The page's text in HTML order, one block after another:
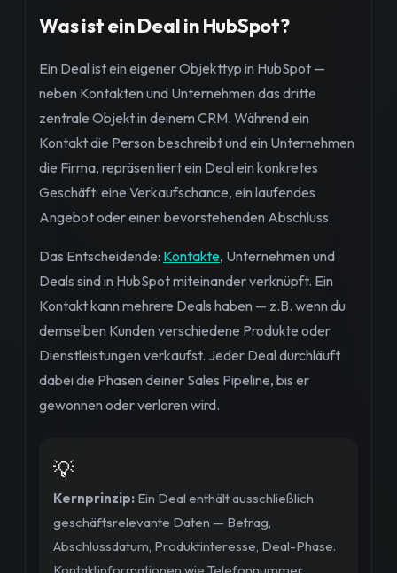
Was ist ein Deal in HubSpot?
Ein Deal ist ein eigener Objekttyp in HubSpot —
neben Kontakten und Unternehmen das dritte
zentrale Objekt in deinem CRM. Während ein
Kontakt die Person beschreibt und ein Unternehmen
die Firma, repräsentiert ein Deal ein konkretes
Geschäft: eine Verkaufschance, ein laufendes
Angebot oder einen bevorstehenden Abschluss.
Das Entscheidende: Kontakte, Unternehmen und
Deals sind in HubSpot miteinander verknüpft. Ein
Kontakt kann mehrere Deals haben — z.B. wenn du
demselben Kunden verschiedene Produkte oder
Dienstleistungen verkaufst. Jeder Deal durchläuft
dabei die Phasen deiner Sales Pipeline, bis er
gewonnen oder verloren wird.
💡
Kernprinzip: Ein Deal enthält ausschließlich
geschäftsrelevante Daten — Betrag,
Abschlussdatum, Produktinteresse, Deal-Phase.
Kontaktinformationen wie Telefonnummer,